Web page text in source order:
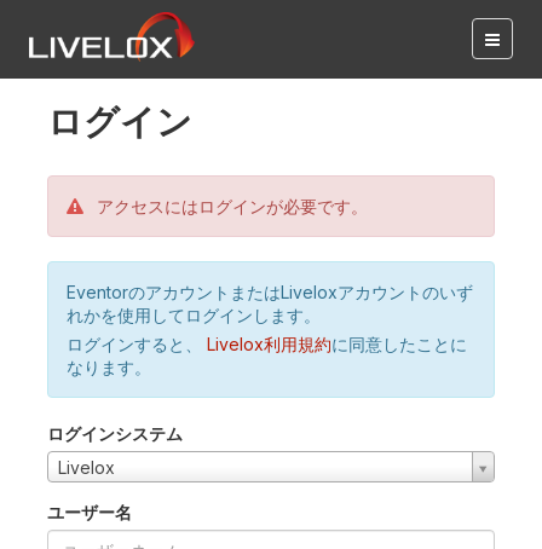
ログイン
アクセスにはログインが必要です。
EventorのアカウントまたはLiveloxアカウントのいず
れかを使用してログインします。
ログインすると、
Livelox利用規約に同意したことに
なります。
ログインシステム
Livelox
ユーザー名